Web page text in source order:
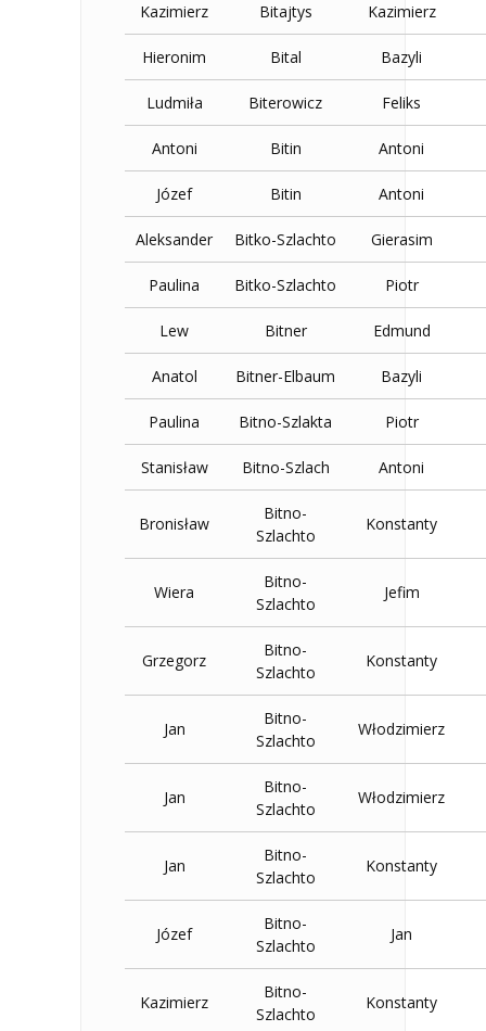
Kazimierz Bitajtys Kazimierz
Hieronim Bital Bazyli
Ludmiła Biterowicz Feliks
Antoni Bitin Antoni
Józef Bitin Antoni
Aleksander Bitko-Szlachto Gierasim
Paulina Bitko-Szlachto Piotr
Lew Bitner Edmund
Anatol Bitner-Elbaum Bazyli
Paulina Bitno-Szlakta Piotr
Stanisław Bitno-Szlach Antoni
Bronisław
Bitno-
Szlachto
Konstanty
Wiera
Bitno-
Szlachto
Jefim
Grzegorz
Bitno-
Szlachto
Konstanty
Jan
Bitno-
Szlachto
Włodzimierz
Jan
Bitno-
Szlachto
Włodzimierz
Jan
Bitno-
Szlachto
Konstanty
Józef
Bitno-
Szlachto
Jan
Kazimierz
Bitno-
Szlachto
Konstanty